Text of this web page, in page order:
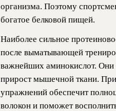
организма. Поэтому
богатое белковой пищей.
Наиболее сильное
после выматывающей
важнейших аминокислот. Они
прирост мышечной ткани.
упражнений обеспечит
волокон и поможет